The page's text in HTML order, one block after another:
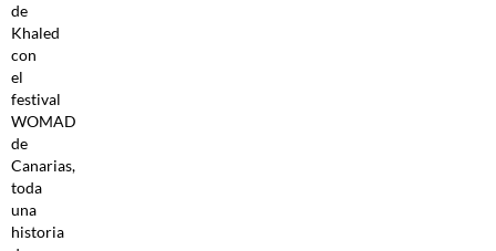
de
Khaled
con
el
festival
WOMAD
de
Canarias,
toda
una
historia